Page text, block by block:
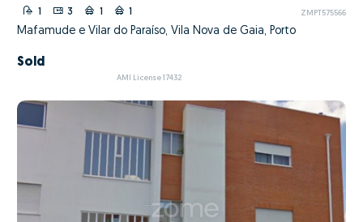
3 ZMPT575566
Mafamude e Vilar do Paraíso, Vila Nova de Gaia, Porto
Sold
AMI License 17432